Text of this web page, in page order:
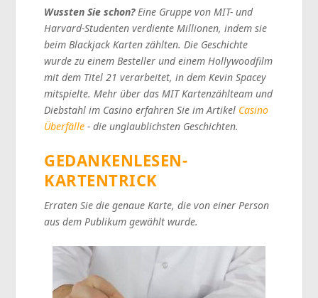
Wussten Sie schon?Eine Gruppe von MIT- und
Harvard-Studenten verdiente Millionen, indem sie
beim Blackjack Karten zählten. Die Geschichte
wurde zu einem Besteller und einem Hollywoodfilm
mit dem Titel 21 verarbeitet, in dem Kevin Spacey
mitspielte. Mehr über das MIT Kartenzählteam und
Diebstahl im Casino erfahren Sie im Artikel Casino
Überfälle - die unglaublichsten Geschichten.
GEDANKENLESEN-
KARTENTRICK
Erraten Sie die genaue Karte, die von einer Person
aus dem Publikum gewählt wurde.